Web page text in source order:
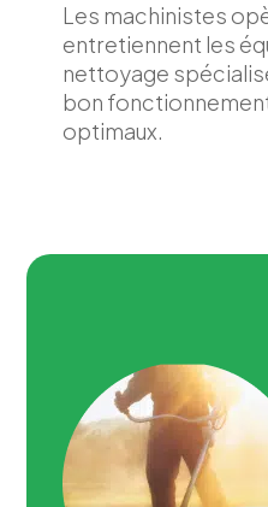
Les machinistes
entretiennent les
nettoyage
bon
optimaux.